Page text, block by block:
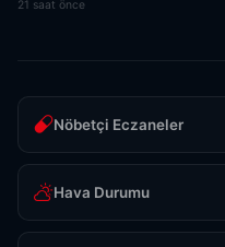
21 saat önce
Nöbetçi Eczaneler
Hava Durumu